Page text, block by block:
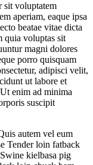
sit voluptatem
aperiam, eaque ipsa
beatae vitae dicta
quia voluptas sit
magni dolores
porro quisquam
adipisci velit,
ut labore et
enim ad minima
suscipit
autem vel eum
Tender loin fatback
kielbasa pig